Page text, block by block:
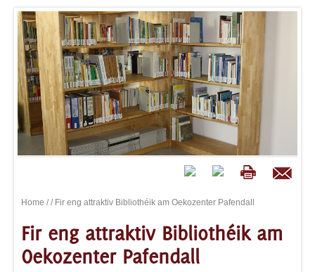
Home // Fir eng attraktiv Bibliothéik am Oekozenter Pafendall
Fir eng attraktiv Bibliothéik am
Oekozenter Pafendall